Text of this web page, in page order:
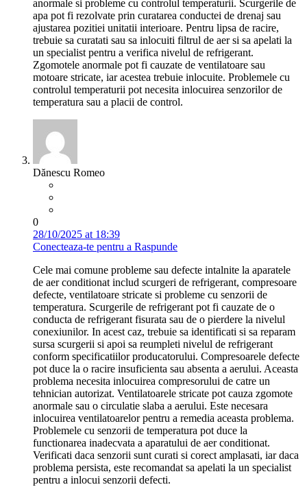
anormale si probleme cu controlul temperaturii. Scurgerile de
apa pot fi rezolvate prin curatarea conductei de drenaj sau
ajustarea pozitiei unitatii interioare. Pentru lipsa de racire,
trebuie sa curatati sau sa inlocuiti filtrul de aer si sa apelati la
un specialist pentru a verifica nivelul de refrigerant.
Zgomotele anormale pot fi cauzate de ventilatoare sau
motoare stricate, iar acestea trebuie inlocuite. Problemele cu
controlul temperaturii pot necesita inlocuirea senzorilor de
temperatura sau a placii de control.
Dănescu Romeo
0
28/10/2025 at 18:39
Conecteaza-te pentru a Raspunde
Cele mai comune probleme sau defecte intalnite la aparatele
de aer conditionat includ scurgeri de refrigerant, compresoare
defecte, ventilatoare stricate si probleme cu senzorii de
temperatura. Scurgerile de refrigerant pot fi cauzate de o
conducta de refrigerant fisurata sau de o pierdere la nivelul
conexiunilor. In acest caz, trebuie sa identificati si sa reparam
sursa scurgerii si apoi sa reumpleti nivelul de refrigerant
conform specificatiilor producatorului. Compresoarele defecte
pot duce la o racire insuficienta sau absenta a aerului. Aceasta
problema necesita inlocuirea compresorului de catre un
tehnician autorizat. Ventilatoarele stricate pot cauza zgomote
anormale sau o circulatie slaba a aerului. Este necesara
inlocuirea ventilatoarelor pentru a remedia aceasta problema.
Problemele cu senzorii de temperatura pot duce la
functionarea inadecvata a aparatului de aer conditionat.
Verificati daca senzorii sunt curati si corect amplasati, iar daca
problema persista, este recomandat sa apelati la un specialist
pentru a inlocui senzorii defecti.